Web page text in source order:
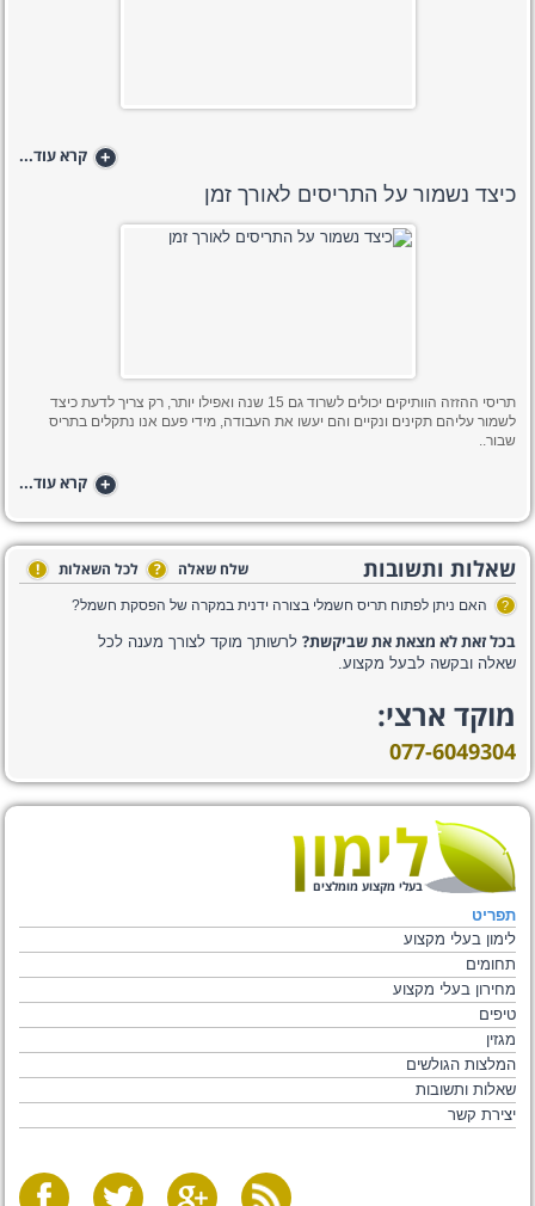
+ קרא עוד...
כיצד נשמור על התריסים לאורך זמן
תריסי ההזזה הוותיקים יכולים לשרוד גם 15 שנה ואפילו יותר, רק צריך לדעת כיצד
לשמור עליהם תקינים ונקיים והם יעשו את העבודה, מידי פעם אנו נתקלים בתריס
שבור..
+ קרא עוד...
שאלות ותשובות לכל השאלות ! שלח שאלה ?
? האם ניתן לפתוח תריס חשמלי בצורה ידנית במקרה של הפסקת חשמל?
בכל זאת לא מצאת את שביקשת? לרשותך מוקד לצורך מענה לכל
שאלה ובקשה לבעל מקצוע.
מוקד ארצי:
077-6049304
בעלי מקצוע מומלצים
תפריט
לימון בעלי מקצוע
תחומים
מחירון בעלי מקצוע
טיפים
מגזין
המלצות הגולשים
שאלות ותשובות
יצירת קשר